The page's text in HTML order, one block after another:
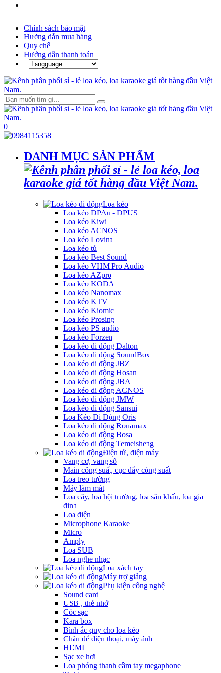
Chính sách bảo mật
Hướng dẫn mua hàng
Quy chế
Hướng dẫn thanh toán
0
DANH MỤC SẢN PHẨM
Loa kéo
Loa kéo DPAu - DPUS
Loa kéo Kiwi
Loa kéo ACNOS
Loa kéo Lovina
Loa kéo tủ
Loa kéo Best Sound
Loa kéo VHM Pro Audio
Loa kéo AZpro
Loa kéo KODA
Loa kéo Nanomax
Loa kéo KTV
Loa kéo Kiomic
Loa kéo Prosing
Loa kéo PS audio
Loa kéo Forzen
Loa kéo di động Dalton
Loa kéo di động SoundBox
Loa kéo di động JBZ
Loa kéo di động Hosan
Loa kéo di động JBA
Loa kéo di động ACNOS
Loa kéo di động JMW
Loa kéo di động Sansui
Loa Kéo Di Động Oris
Loa kéo di động Ronamax
Loa kéo di động Bosa
Loa kéo di động Temeisheng
Điện tử, điện máy
Vang cơ, vang số
Main công suất, cục đẩy công suất
Loa treo tường
Máy làm mát
Loa cây, loa hội trường, loa sân khấu, loa gia
đinh
Loa điện
Microphone Karaoke
Micro
Amply
Loa SUB
Loa nghe nhạc
Loa xách tay
Máy trợ giảng
Phụ kiện công nghệ
Sound card
USB , thẻ nhớ
Cóc sạc
Kara box
Bình ắc quy cho loa kéo
Chân để điện thoại, máy ảnh
HDMI
Sạc xe hơi
Loa phóng thanh cầm tay megaphone